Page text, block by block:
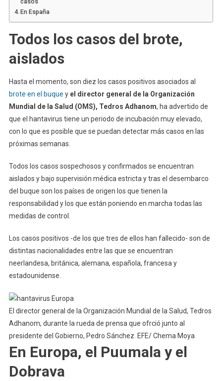
En España
Todos los casos del brote,
aislados
Hasta el momento, son diez los casos positivos asociados al
brote en el buque y el director general de la Organización
Mundial de la Salud (OMS), Tedros Adhanom, ha advertido de
que el hantavirus tiene un periodo de incubación muy elevado,
con lo que es posible que se puedan detectar más casos en las
próximas semanas.
Todos los casos sospechosos y confirmados se encuentran
aislados y bajo supervisión médica estricta y tras el desembarco
del buque son los países de origen los que tienen la
responsabilidad y los que están poniendo en marcha todas las
medidas de control.
Los casos positivos -de los que tres de ellos han fallecido- son de
distintas nacionalidades entre las que se encuentran
neerlandesa, británica, alemana, española, francesa y
estadounidense.
El director general de la Organización Mundial de la Salud, Tedros
Adhanom, durante la rueda de prensa que ofrció junto al
presidente del Gobierno, Pedro Sánchez. EFE/ Chema Moya
En Europa, el Puumala y el
Dobrava